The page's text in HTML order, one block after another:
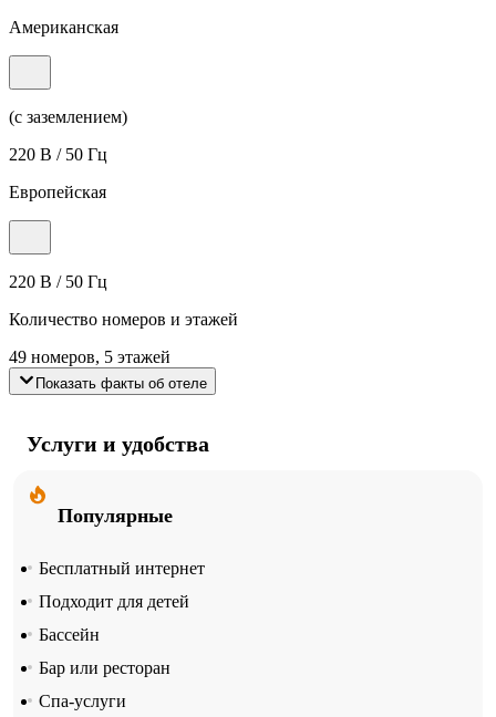
Американская
(с заземлением)
220 В / 50 Гц
Европейская
220 В / 50 Гц
Количество номеров и этажей
49 номеров, 5 этажей
Показать факты об отеле
Услуги и удобства
Популярные
Бесплатный интернет
Подходит для детей
Бассейн
Бар или ресторан
Спа-услуги